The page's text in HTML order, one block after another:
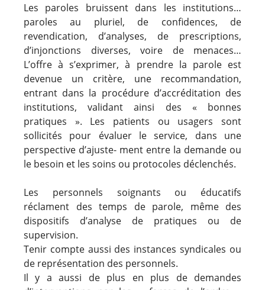
Les paroles bruissent dans les institutions…
paroles au pluriel, de confidences, de
revendication, d’analyses, de prescriptions,
d’injonctions diverses, voire de menaces…
L’offre à s’exprimer, à prendre la parole est
devenue un critère, une recommandation,
entrant dans la procédure d’accréditation des
institutions, validant ainsi des « bonnes
pratiques ». Les patients ou usagers sont
sollicités pour évaluer le service, dans une
perspective d’ajuste- ment entre la demande ou
le besoin et les soins ou protocoles déclenchés.
Les personnels soignants ou éducatifs
réclament des temps de parole, même des
dispositifs d’analyse de pratiques ou de
supervision.
Tenir compte aussi des instances syndicales ou
de représentation des personnels.
Il y a aussi de plus en plus de demandes